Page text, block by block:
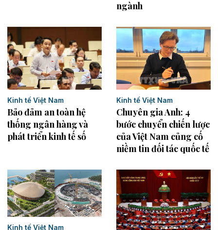
ngành
Kinh tế Việt Nam
Bảo đảm an toàn hệ
thống ngân hàng và
phát triển kinh tế số
Kinh tế Việt Nam
Chuyên gia Anh: 4
bước chuyển chiến lược
của Việt Nam củng cố
niềm tin đối tác quốc tế
Kinh tế Việt Nam